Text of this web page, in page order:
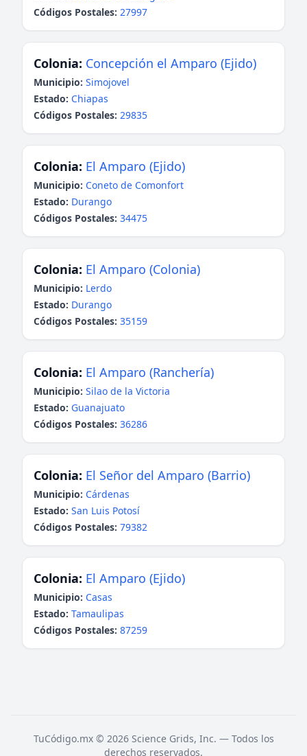
Códigos Postales: 27997
Colonia: Concepción el Amparo (Ejido)
Municipio: Simojovel
Estado: Chiapas
Códigos Postales: 29835
Colonia: El Amparo (Ejido)
Municipio: Coneto de Comonfort
Estado: Durango
Códigos Postales: 34475
Colonia: El Amparo (Colonia)
Municipio: Lerdo
Estado: Durango
Códigos Postales: 35159
Colonia: El Amparo (Ranchería)
Municipio: Silao de la Victoria
Estado: Guanajuato
Códigos Postales: 36286
Colonia: El Señor del Amparo (Barrio)
Municipio: Cárdenas
Estado: San Luis Potosí
Códigos Postales: 79382
Colonia: El Amparo (Ejido)
Municipio: Casas
Estado: Tamaulipas
Códigos Postales: 87259
TuCódigo.mx © 2026 Science Grids, Inc. — Todos los
derechos reservados.